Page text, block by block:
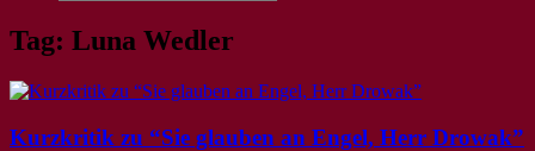
Tag: Luna Wedler
Kurzkritik zu “Sie glauben an Engel, Herr Drowak”